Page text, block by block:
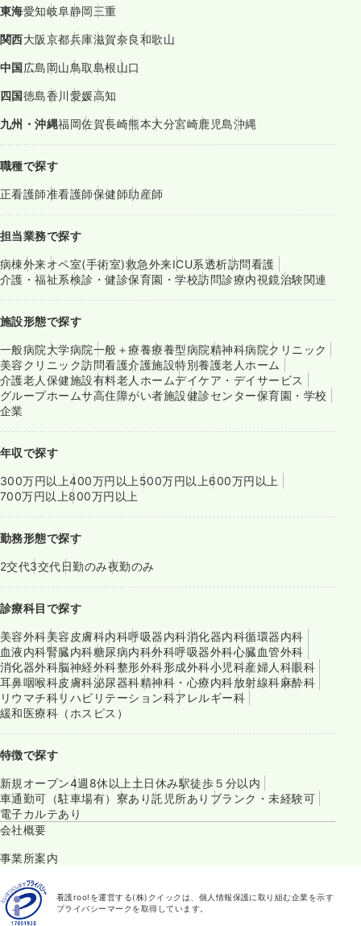
東海愛知岐阜静岡三重
関西大阪京都兵庫滋賀奈良和歌山
中国広島岡山鳥取島根山口
四国徳島香川愛媛高知
九州・沖縄福岡佐賀長崎熊本大分宮崎鹿児島沖縄
職種で探す
正看護師准看護師保健師助産師
担当業務で探す
病棟外来オペ室(手術室)救急外来ICU系透析訪問看護
介護・福祉系検診・健診保育園・学校訪問診療内視鏡治験関連
施設形態で探す
一般病院大学病院一般＋療養療養型病院精神科病院クリニック
美容クリニック訪問看護介護施設特別養護老人ホーム
介護老人保健施設有料老人ホームデイケア・デイサービス
グループホームサ高住障がい者施設健診センター保育園・学校
企業
年収で探す
300万円以上400万円以上 500万円以上600万円以上
700万円以上800万円以上
勤務形態で探す
2交代3交代日勤のみ夜勤のみ
診療科目で探す
美容外科美容皮膚科内科呼吸器内科消化器内科循環器内科
血液内科腎臓内科糖尿病内科外科呼吸器外科心臓血管外科
消化器外科脳神経外科整形外科形成外科小児科産婦人科眼科
耳鼻咽喉科皮膚科泌尿器科精神科・心療内科放射線科麻酔科
リウマチ科リハビリテーション科アレルギー科
緩和医療科（ホスピス）
特徴で探す
新規オープン4週8休以上 土日休み駅徒歩５分以内
車通勤可（駐車場有） 寮あり託児所あり ブランク・未経験可
電子カルテあり
会社概要
事業所案内
看護roo!を運営する(株)クイックは、個人情報保護に取り組む企業を示す
プライバシーマークを取得しています。